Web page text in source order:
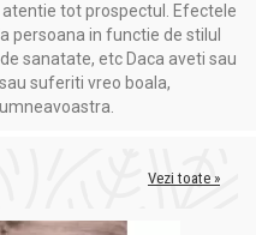
tot prospectul. Efectele
persoana in functie de stilul
sanatate, etc Daca aveti sau
suferiti vreo boala,
Vezi toate »